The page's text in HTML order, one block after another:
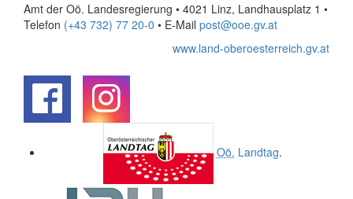
Amt der Oö. Landesregierung • 4021 Linz, Landhausplatz 1 •
Telefon (+43 732) 77 20-0 • E-Mail post@ooe.gv.at
www.land-oberoesterreich.gv.at
Oö. Landtag.